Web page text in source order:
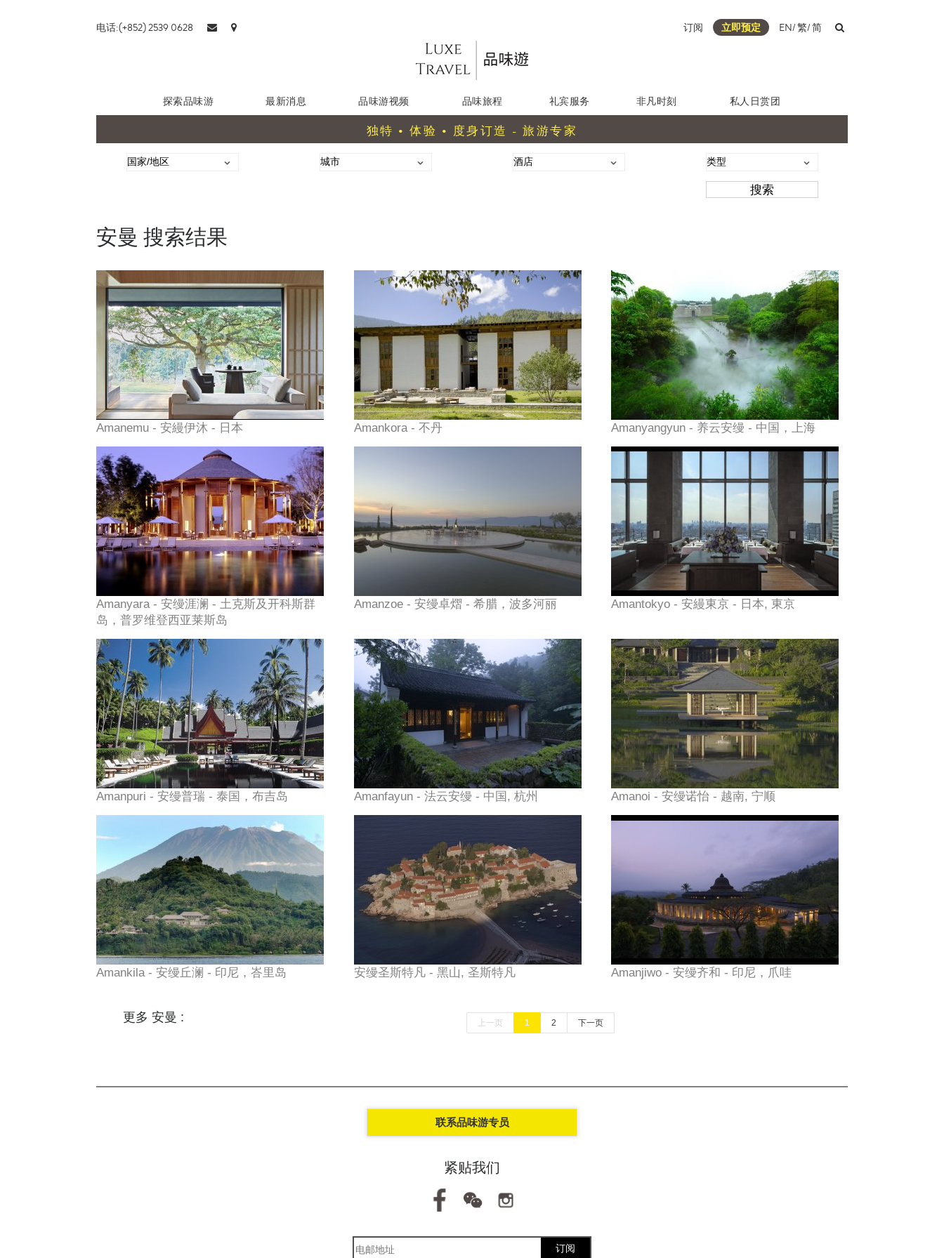
电话:(+852) 2539 0628 订阅 立即预定 EN/繁/简
探索品味游 最新消息 品味游视频 品味旅程 礼宾服务 非凡时刻 私人日赏团
独特 • 体验 • 度身订造 - 旅游专家
安曼 搜索结果
Amanemu - 安縵伊沐 - 日本 Amankora - 不丹 Amanyangyun - 养云安缦 - 中国，上海
Amanyara - 安缦涯澜 - 土克斯及开科斯群
岛，普罗维登西亚莱斯岛
Amanzoe - 安缦卓熠 - 希腊，波多河丽 Amantokyo - 安縵東京 - 日本, 東京
Amanpuri - 安缦普瑞 - 泰国，布吉岛 Amanfayun - 法云安缦 - 中国, 杭州 Amanoi - 安缦诺怡 - 越南, 宁顺
Amankila - 安缦丘澜 - 印尼，峇里岛 安缦圣斯特凡 - 黑山, 圣斯特凡 Amanjiwo - 安缦齐和 - 印尼，爪哇
更多 安曼 : 上一页 1 2 下一页
联系品味游专员
紧贴我们
订阅